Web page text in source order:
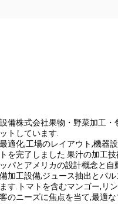
設備株式会社果物・野菜加工
トしています.
適化,工場のレイアウト,機器
トを完了しました.果汁の加工
パとアメリカの設計概念と
加工設備,ジュース抽出とパ
す.トマトを含むマンゴー,リ
のニーズに焦点を当て,最適